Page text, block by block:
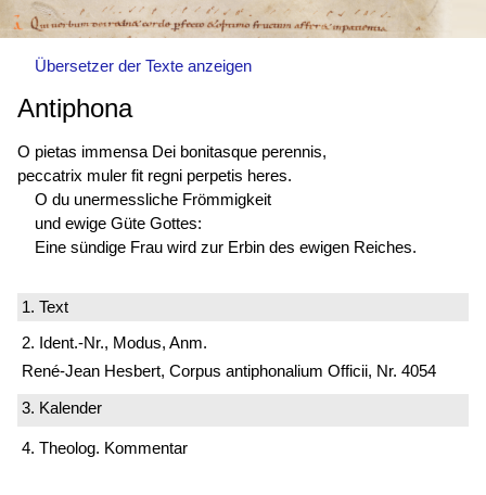
Übersetzer der Texte anzeigen
Antiphona
O pietas immensa Dei bonitasque perennis,
peccatrix muler fit regni perpetis heres.
O du unermessliche Frömmigkeit
und ewige Güte Gottes:
Eine sündige Frau wird zur Erbin des ewigen Reiches.
1. Text
2. Ident.-Nr., Modus, Anm.
René-Jean Hesbert, Corpus antiphonalium Officii, Nr. 4054
3. Kalender
4. Theolog. Kommentar